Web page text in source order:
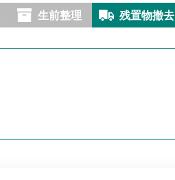
生前整理 残置物撤去